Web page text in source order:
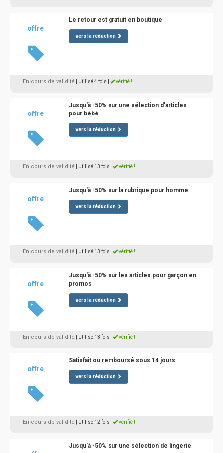
offre
Le retour est gratuit en boutique
vers la réduction
En cours de validité | Utilisé 4 fois vérifié !
offre
Jusqu'à -50% sur une sélection d'articles
pour bébé
vers la réduction
En cours de validité | Utilisé 13 fois vérifié !
offre
Jusqu'à -50% sur la rubrique pour homme
vers la réduction
En cours de validité | Utilisé 13 fois vérifié !
offre
Jusqu'à -50% sur les articles pour garçon en
promos
vers la réduction
En cours de validité | Utilisé 13 fois vérifié !
offre
Satisfait ou remboursé sous 14 jours
vers la réduction
En cours de validité | Utilisé 12 fois vérifié !
Jusqu'à -50% sur une sélection de lingerie